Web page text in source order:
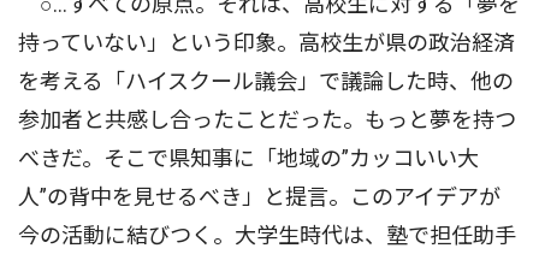
持っていない」という印象。高校生が県の政治経済
を考える「ハイスクール議会」で議論した時、他の
参加者と共感し合ったことだった。もっと夢を持つ
べきだ。そこで県知事に「地域の”カッコいい大
人”の背中を見せるべき」と提言。このアイデアが
今の活動に結びつく。大学生時代は、塾で担任助手